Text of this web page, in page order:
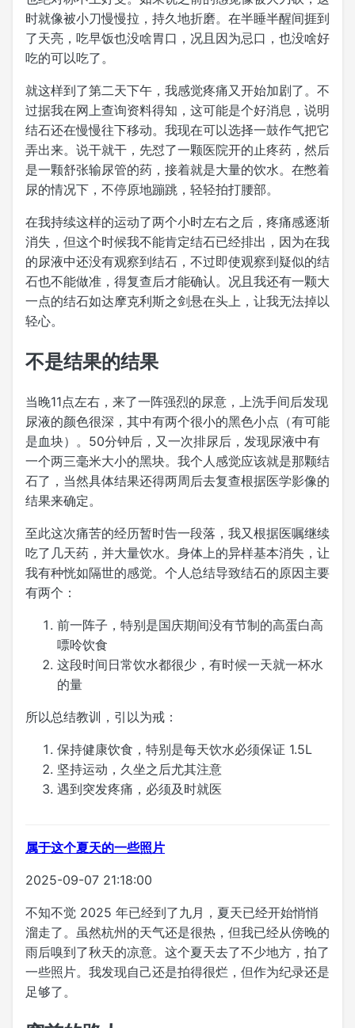
时就像被小刀慢慢拉，持久地折磨。在半睡半醒间捱到
了天亮，吃早饭也没啥胃口，况且因为忌口，也没啥好
吃的可以吃了。
就这样到了第二天下午，我感觉疼痛又开始加剧了。不
过据我在网上查询资料得知，这可能是个好消息，说明
结石还在慢慢往下移动。我现在可以选择一鼓作气把它
弄出来。说干就干，先怼了一颗医院开的止疼药，然后
是一颗舒张输尿管的药，接着就是大量的饮水。在憋着
尿的情况下，不停原地蹦跳，轻轻拍打腰部。
在我持续这样的运动了两个小时左右之后，疼痛感逐渐
消失，但这个时候我不能肯定结石已经排出，因为在我
的尿液中还没有观察到结石，不过即使观察到疑似的结
石也不能做准，得复查后才能确认。况且我还有一颗大
一点的结石如达摩克利斯之剑悬在头上，让我无法掉以
轻心。
不是结果的结果
当晚11点左右，来了一阵强烈的尿意，上洗手间后发现
尿液的颜色很深，其中有两个很小的黑色小点（有可能
是血块）。50分钟后，又一次排尿后，发现尿液中有
一个两三毫米大小的黑块。我个人感觉应该就是那颗结
石了，当然具体结果还得两周后去复查根据医学影像的
结果来确定。
至此这次痛苦的经历暂时告一段落，我又根据医嘱继续
吃了几天药，并大量饮水。身体上的异样基本消失，让
我有种恍如隔世的感觉。个人总结导致结石的原因主要
有两个：
前一阵子，特别是国庆期间没有节制的高蛋白高
嘌呤饮食
这段时间日常饮水都很少，有时候一天就一杯水
的量
所以总结教训，引以为戒：
保持健康饮食，特别是每天饮水必须保证 1.5L
坚持运动，久坐之后尤其注意
遇到突发疼痛，必须及时就医
属于这个夏天的一些照片
2025-09-07 21:18:00
不知不觉 2025 年已经到了九月，夏天已经开始悄悄
溜走了。虽然杭州的天气还是很热，但我已经从傍晚的
雨后嗅到了秋天的凉意。这个夏天去了不少地方，拍了
一些照片。我发现自己还是拍得很烂，但作为纪录还是
足够了。